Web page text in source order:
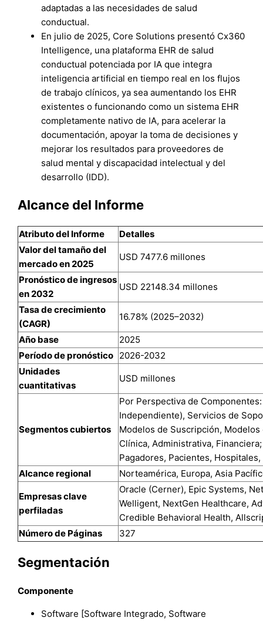
adaptadas a las necesidades de salud
conductual.
En julio de 2025, Core Solutions presentó Cx360
Intelligence, una plataforma EHR de salud
conductual potenciada por IA que integra
inteligencia artificial en tiempo real en los flujos
de trabajo clínicos, ya sea aumentando los EHR
existentes o funcionando como un sistema EHR
completamente nativo de IA, para acelerar la
documentación, apoyar la toma de decisiones y
mejorar los resultados para proveedores de
salud mental y discapacidad intelectual y del
desarrollo (IDD).
Alcance del Informe
Atributo del Informe
Detalles
Valor del tamaño del
mercado en 2025
USD 7477.6 millones
Pronóstico de ingresos
en 2032
USD 22148.34 millones
Tasa de crecimiento
(CAGR)
16.78% (2025–2032)
Año base
2025
Período de pronóstico 2026-2032
Unidades
cuantitativas
USD millones
Segmentos cubiertos
Por Perspectiva de
Independiente), Servicios de
Modelos de Suscripción,
Clínica, Administrativa,
Pagadores, Pacientes,
Alcance regional
Norteamérica, Europa, Asia
Empresas clave
perfiladas
Oracle (Cerner), Epic Systems,
Welligent, NextGen Healthcare,
Credible Behavioral Health,
Número de Páginas
327
Segmentación
Componente
Software [Software Integrado, Software